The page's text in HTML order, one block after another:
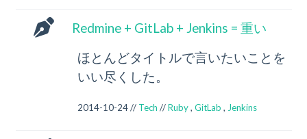
Redmine + GitLab + Jenkins = 重い
ほとんどタイトルで言いたいことを
いい尽くした。
2014-10-24 // Tech //Ruby, GitLab , Jenkins